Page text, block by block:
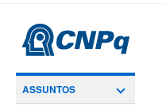
ASSUNTOS